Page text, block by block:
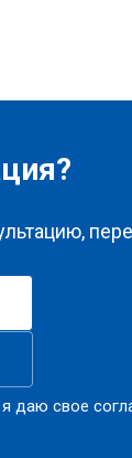
даю свое